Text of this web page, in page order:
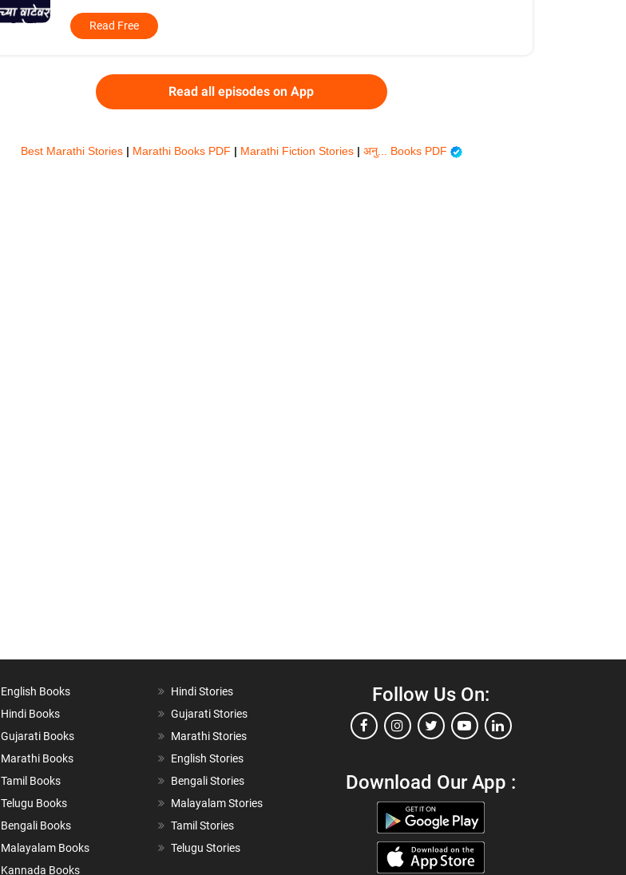
Read Free
Read all episodes on App
Best Marathi Stories | Marathi Books PDF | Marathi Fiction Stories | अनु... Books PDF
English Books
Hindi Books
Gujarati Books
Marathi Books
Tamil Books
Telugu Books
Bengali Books
Malayalam Books
Kannada Books
Hindi Stories
Gujarati Stories
Marathi Stories
English Stories
Bengali Stories
Malayalam Stories
Tamil Stories
Telugu Stories
Follow Us On:
Download Our App :